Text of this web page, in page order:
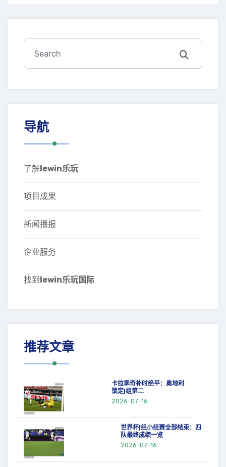
导航
了解lewin乐玩
项目成果
新闻播报
企业服务
找到 lewin乐玩国际
推荐文章
卡拉季奇补时绝平：奥地利
锁定J组第二
2026-07-16
世界杯J组小组赛全部结束：四
队最终成绩一览
2026-07-16